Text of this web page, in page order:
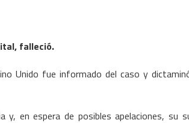
falleció.
Unido fue informado del caso y
y, en espera de posibles apelaciones, su